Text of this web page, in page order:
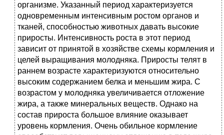
организме. Указанный период характеризуется
одновременным интенсивным ростом органов и
тканей, способностью животных давать высокие
приросты. Интенсивность роста в этот период
зависит от принятой в хозяйстве схемы кормления и
целей выращивания молодняка. Приросты телят в
раннем возрасте характеризуются относительно
высоким содержанием белка и меньшим жира. С
возрастом у молодняка увеличивается отложение
жира, а также минеральных веществ. Однако на
состав прироста большое влияние оказывает
уровень кормления. Очень обильное кормление